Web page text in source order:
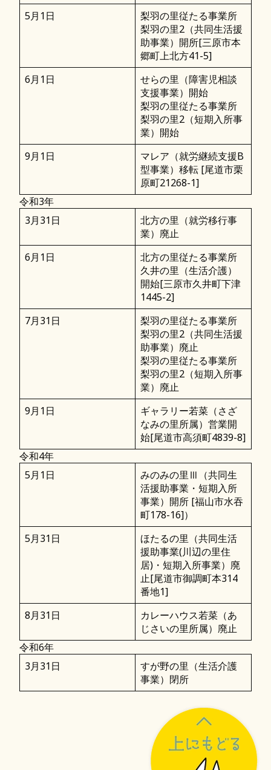
5月1日
梨羽の里従たる事業所
梨羽の里2（共同生活援
助事業）開所[三原市本
郷町上北方41-5]
6月1日
せらの里（障害児相談
支援事業）開始
梨羽の里従たる事業所
梨羽の里2（短期入所事
業）開始
9月1日
マレア（就労継続支援B
型事業）移転 [尾道市栗
原町21268-1]
令和3年
3月31日
北方の里（就労移行事
業）廃止
6月1日
北方の里従たる事業所
久井の里（生活介護）
開始[三原市久井町下津
1445-2]
7月31日
梨羽の里従たる事業所
梨羽の里2（共同生活援
助事業）廃止
梨羽の里従たる事業所
梨羽の里2（短期入所事
業）廃止
9月1日
ギャラリー若菜（さざ
なみの里所属）営業開
始[尾道市高須町4839-8]
令和4年
5月1日
みのみの里Ⅲ（共同生
活援助事業・短期入所
事業）開所 [福山市水吞
町178-16]）
5月31日
ほたるの里（共同生活
援助事業(川辺の里住
居)・短期入所事業）廃
止[尾道市御調町本314
番地1]
8月31日
カレーハウス若菜（あ
じさいの里所属）廃止
令和6年
3月31日
すが野の里（生活介護
事業）閉所